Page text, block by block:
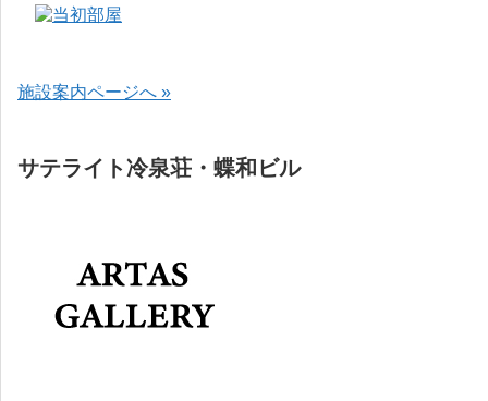
施設案内ページへ »
サテライト冷泉荘・蝶和ビル